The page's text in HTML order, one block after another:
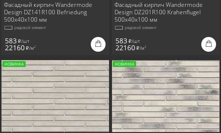
Фасадный кирпич Wandermode
Design DZ141R100 Befriedung
500x40x100 мм
рядовой элемент
583 i/шт
22160 i/м2
Фасадный кирпич Wandermode
Design DZ201R100 Krahenflugel
500x40x100 мм
рядовой элемент
583 i/шт
22160 i/м2
НОВИНКА НОВИНКА